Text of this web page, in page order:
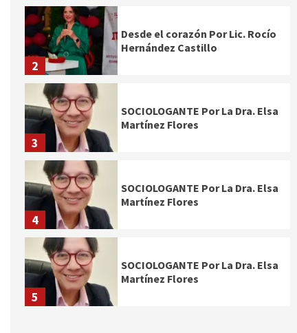
2
Desde el corazón Por Lic. Rocío
Hernández Castillo
3
SOCIOLOGANTE Por La Dra. Elsa
Martínez Flores
4
SOCIOLOGANTE Por La Dra. Elsa
Martínez Flores
5
SOCIOLOGANTE Por La Dra. Elsa
Martínez Flores